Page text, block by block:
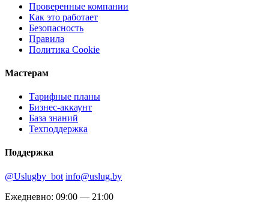
Проверенные компании
Как это работает
Безопасность
Правила
Политика Cookie
Мастерам
Тарифные планы
Бизнес-аккаунт
База знаний
Техподдержка
Поддержка
@Uslugby_bot info@uslug.by
Ежедневно: 09:00 — 21:00